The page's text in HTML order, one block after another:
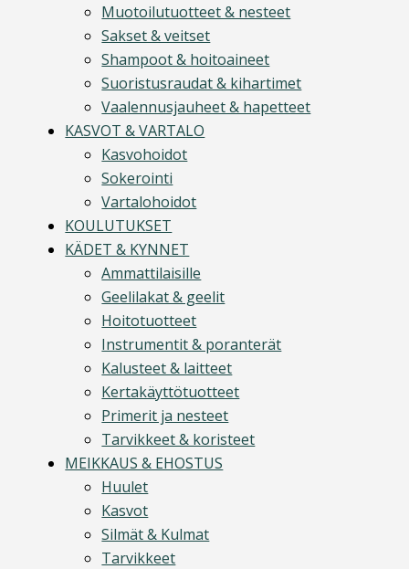
Muotoilutuotteet & nesteet
Sakset & veitset
Shampoot & hoitoaineet
Suoristusraudat & kihartimet
Vaalennusjauheet & hapetteet
KASVOT & VARTALO
Kasvohoidot
Sokerointi
Vartalohoidot
KOULUTUKSET
KÄDET & KYNNET
Ammattilaisille
Geelilakat & geelit
Hoitotuotteet
Instrumentit & poranterät
Kalusteet & laitteet
Kertakäyttötuotteet
Primerit ja nesteet
Tarvikkeet & koristeet
MEIKKAUS & EHOSTUS
Huulet
Kasvot
Silmät & Kulmat
Tarvikkeet